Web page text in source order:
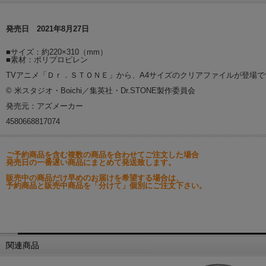
発売日 2021年8月27日
■サイズ：約220×310（mm）
■素材：ポリプロピレン
TVアニメ「Ｄｒ．ＳＴＯＮＥ」から、A4サイズのクリアファイルが登場
© 米スタジオ・Boichi／集英社・Dr.STONE製作委員会
発売元：アズメーカー
4580668817074
ご予約商品を含む複数の商品を合わせてご注文した場合
発売日の一番遅い商品にまとめて発送致します。
販売中の商品だけ早めのお届けを希望する場合は、
予約商品と販売中商品を「分けて」個別にご注文下さい。
関連商品